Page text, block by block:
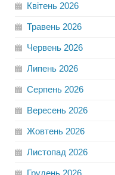
Квітень 2026
Травень 2026
Червень 2026
Липень 2026
Серпень 2026
Вересень 2026
Жовтень 2026
Листопад 2026
Грудень 2026